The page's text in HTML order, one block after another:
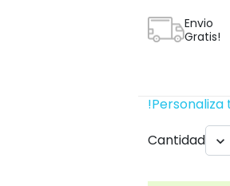
Envio
Gratis!
Cantidad
